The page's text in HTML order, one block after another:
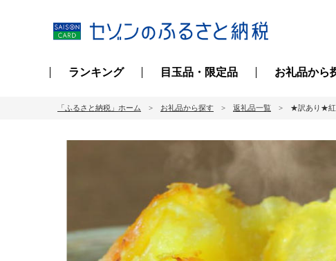
ランキング 目玉品・限定品 お礼品から
「ふるさと納税」ホーム お礼品から探す 返礼品一覧 ★訳あり★紅